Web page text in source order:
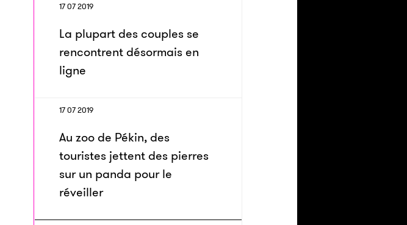
17 07 2019
La plupart des couples se
rencontrent désormais en
ligne
17 07 2019
Au zoo de Pékin, des
touristes jettent des pierres
sur un panda pour le
réveiller